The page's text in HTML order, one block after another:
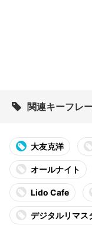
関連キーフレ
大友克洋
オールナイト
Lido Cafe
デジタルリマス